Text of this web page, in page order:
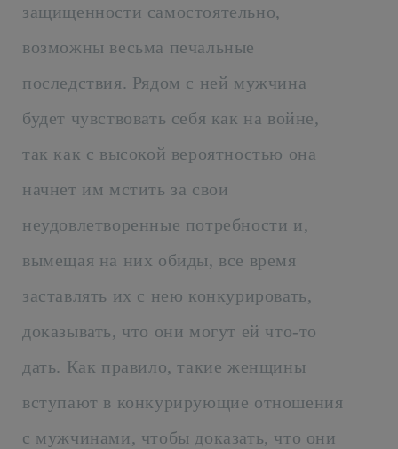
защищенности самостоятельно,
возможны весьма печальные
последствия. Рядом с ней мужчина
будет чувствовать себя как на войне,
так как с высокой вероятностью она
начнет им мстить за свои
неудовлетворенные потребности и,
вымещая на них обиды, все время
заставлять их с нею конкурировать,
доказывать, что они могут ей что-то
дать. Как правило, такие женщины
вступают в конкурирующие отношения
с мужчинами, чтобы доказать, что они